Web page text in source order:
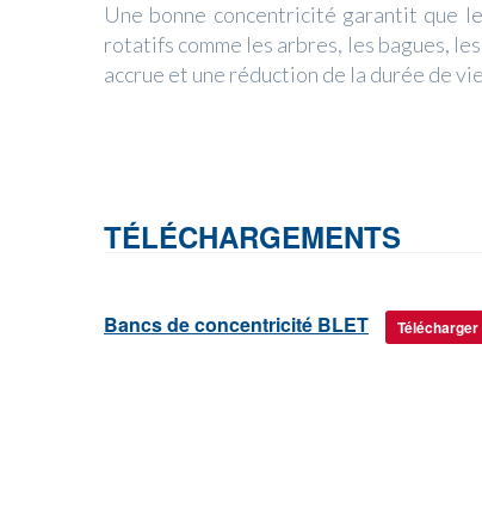
Une bonne concentricité garantit que
rotatifs comme les arbres, les bagues,
accrue et une réduction de la durée de
TÉLÉCHARGEMENTS
Bancs de concentricité BLET Télécharger